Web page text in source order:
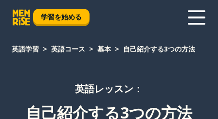
学習を始める
英語学習 英語コース 基本 自己紹介する3つの方法
英語レッスン：
自己紹介する3つの方法